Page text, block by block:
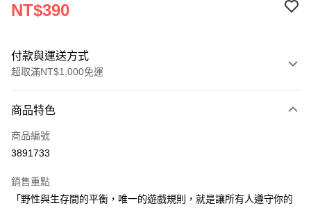
NT$390
付款與運送方式
超取滿NT$1,000免運
信用卡一次付款
超商取貨付款
Apple Pay
商品特色
商品編號
3891733
銷售重點
「野性與生存間的平衡，唯一的遊戲規則，就是讓所有人遵守你的